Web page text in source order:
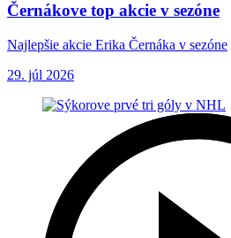
Černákove top akcie v sezóne
Najlepšie akcie Erika Černáka v sezóne
29. júl 2026